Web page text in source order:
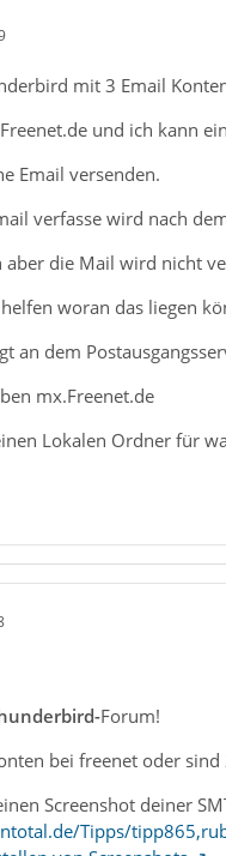
mit 3 Email
und ich kann
Email versenden.
verfasse wird nach
aber die Mail wird nicht
woran das liegen
an dem
mx.Freenet.de
Lokalen Ordner für
Forum!
bei freenet oder
Screenshot deiner
Tipps/